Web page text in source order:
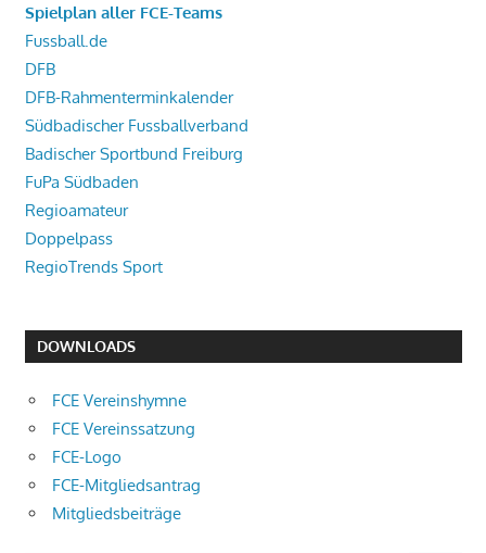
Spielplan aller FCE-Teams
Fussball.de
DFB
DFB-Rahmenterminkalender
Südbadischer Fussballverband
Badischer Sportbund Freiburg
FuPa Südbaden
Regioamateur
Doppelpass
RegioTrends Sport
DOWNLOADS
FCE Vereinshymne
FCE Vereinssatzung
FCE-Logo
FCE-Mitgliedsantrag
Mitgliedsbeiträge